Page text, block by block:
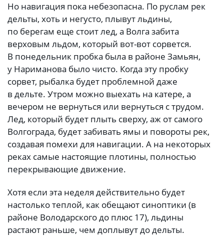
Но навигация пока небезопасна. По руслам рек
дельты, хоть и негусто, плывут льдины,
по берегам еще стоит лед, а Волга забита
верховым льдом, который вот-вот сорвется.
В понедельник пробка была в районе Замьян,
у Нариманова было чисто. Когда эту пробку
сорвет, рыбалка будет проблемной даже
в дельте. Утром можно выехать на катере, а
вечером не вернуться или вернуться с трудом.
Лед, который будет плыть сверху, аж от самого
Волгограда, будет забивать ямы и повороты рек,
создавая помехи для навигации. А на некоторых
реках самые настоящие плотины, полностью
перекрывающие движение.
Хотя если эта неделя действительно будет
настолько теплой, как обещают синоптики (в
районе Володарского до плюс 17), льдины
растают раньше, чем доплывут до дельты.